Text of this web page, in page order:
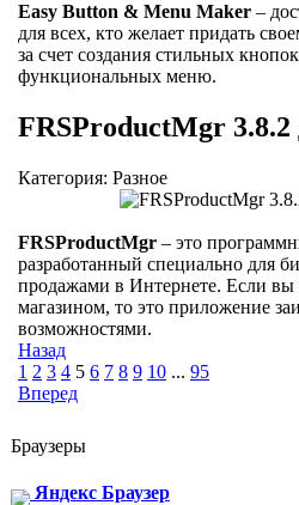
Easy Button & Menu Maker –
для всех, кто желает придать
за счет создания стильных
функциональных меню.
FRSProductMgr 3.8.2
Категория: Разное
FRSProductMgr – это
разработанный специально для
продажами в Интернете. Если вы
магазином, то это приложение
возможностями.
Назад
1 2 3 4 5 6 7 8 9 10 ... 95
Вперед
Браузеры
Яндекс Браузер